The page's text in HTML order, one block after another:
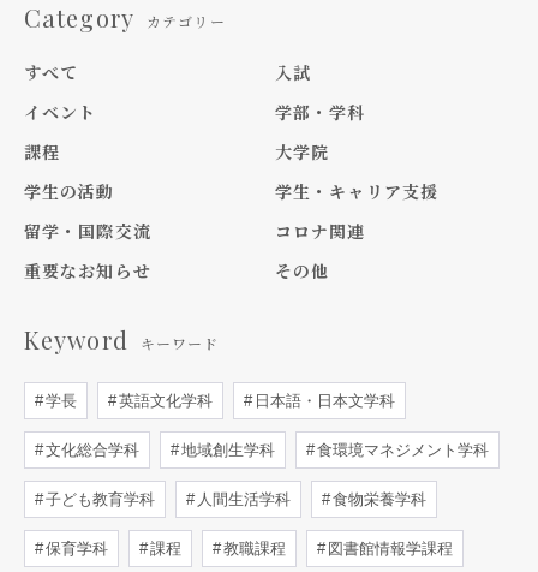
Category カテゴリー
すべて
入試
イベント
学部・学科
課程
大学院
学生の活動
学生・キャリア支援
留学・国際交流
コロナ関連
重要なお知らせ
その他
Keyword キーワード
学長 英語文化学科 日本語・日本文学科
文化総合学科 地域創生学科 食環境マネジメント学科
子ども教育学科 人間生活学科 食物栄養学科
保育学科 課程 教職課程 図書館情報学課程